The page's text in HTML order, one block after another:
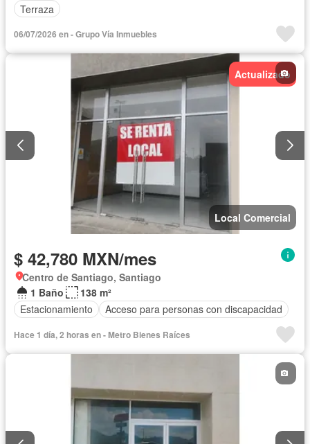
Terraza
06/07/2026 en - Grupo Vía Inmuebles
Actualizado
Local Comercial
$ 42,780 MXN/mes
Centro de Santiago, Santiago
1 Baño
138 m²
Estacionamiento
Acceso para personas con discapacidad
Hace 1 día, 2 horas en - Metro Bienes Raíces